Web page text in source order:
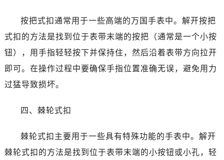
按把式扣通常用于一些高端的万国手表中。解开按把
式扣的方法是找到位于表带末端的按把（通常是一个小按
钮），用手指轻轻按下并保持住，然后沿着表带方向拉开
即可。在操作过程中要确保手指位置准确无误，避免用力
过猛导致损坏。
四、棘轮式扣
棘轮式扣主要用于一些具有特殊功能的手表中。解开
棘轮式扣的方法是找到位于表带末端的小按钮或小孔，轻